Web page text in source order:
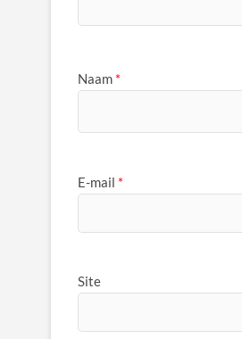
Naam *
E-mail *
Site